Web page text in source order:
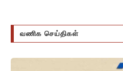
வணிக செய்திகள்